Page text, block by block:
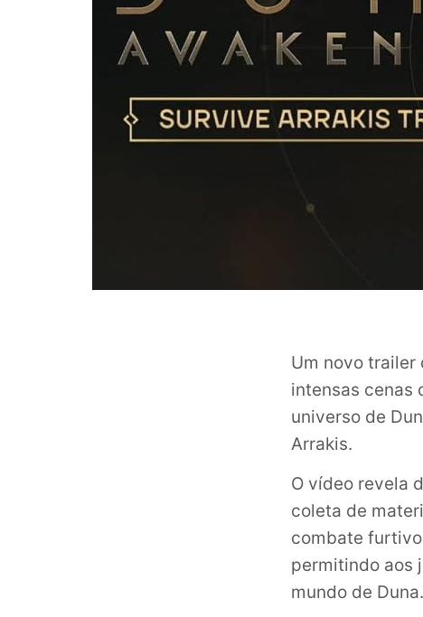
Um novo trailer
intensas cenas
universo de
Arrakis.
O vídeo revela
coleta de
combate
permitindo aos
mundo de Duna.